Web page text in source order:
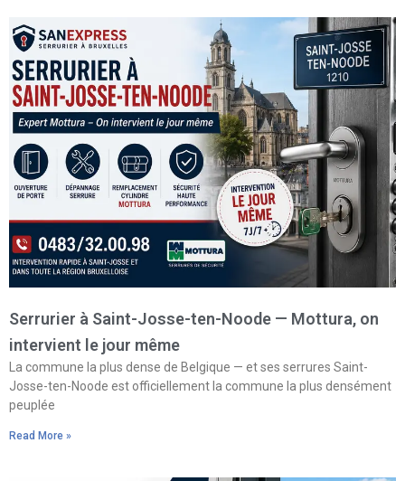
Serrurier à Saint-Josse-ten-Noode — Mottura, on
intervient le jour même
La commune la plus dense de Belgique — et ses serrures Saint-
Josse-ten-Noode est officiellement la commune la plus densément
peuplée
Read More »